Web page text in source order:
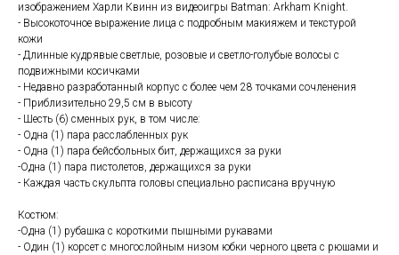
изображением Харли Квинн из видеоигры Batman: Arkham Knight.
- Высокоточное выражение лица с подробным макияжем и текстурой
кожи
- Длинные кудрявые светлые, розовые и светло-голубые волосы с
подвижными косичками
- Недавно разработанный корпус с более чем 28 точками сочленения
- Приблизительно 29,5 см в высоту
- Шесть (6) сменных рук, в том числе:
- Одна (1) пара расслабленных рук
- Одна (1) пара бейсбольных бит, держащихся за руки
-Одна (1) пара пистолетов, держащихся за руки
- Каждая часть скульпта головы специально расписана вручную
Костюм:
-Одна (1) рубашка с короткими пышными рукавами
- Один (1) корсет с многослойным низом юбки черного цвета с рюшами и